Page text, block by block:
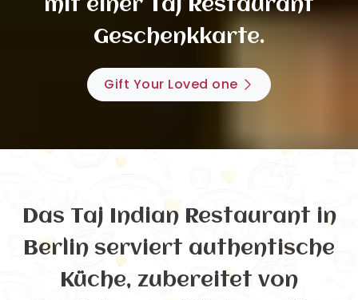
mit einer Taj Restaurant
Geschenkkarte.
Gift Your Loved one
Das Taj Indian Restaurant in
Berlin serviert authentische
Küche, zubereitet von